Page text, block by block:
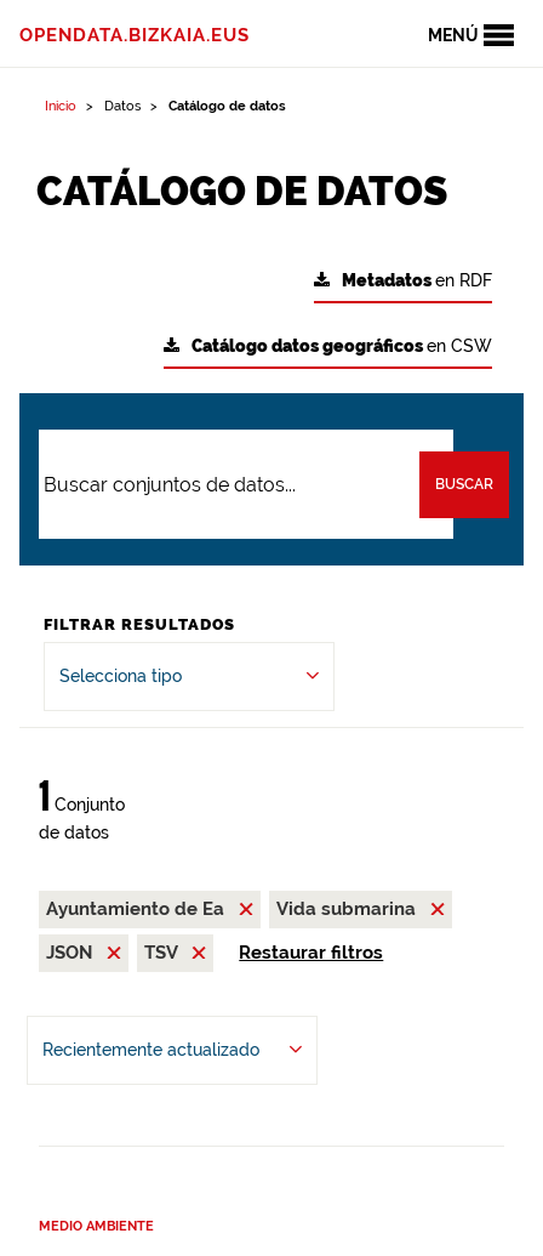
MENÚ
OPENDATA.BIZKAIA.EUS
Inicio Datos Catálogo de datos
CATÁLOGO DE DATOS
Metadatosen RDF
Catálogo datos geográficosen CSW
BUSCAR
FILTRAR RESULTADOS
Selecciona tipo
1 Conjunto
de datos
Ayuntamiento de Ea
Vida submarina
JSON
TSV Restaurar filtros
Recientemente actualizado
MEDIO AMBIENTE